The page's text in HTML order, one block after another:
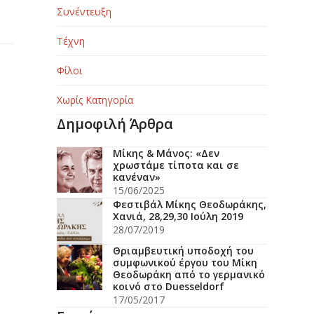
Συνέντευξη
Τέχνη
Φίλοι
Χωρίς Κατηγορία
Δημοφιλή Άρθρα
Μίκης & Μάνος: «Δεν
χρωστάμε τίποτα και σε
κανέναν»
15/06/2025
Φεστιβάλ Μίκης Θεοδωράκης,
Χανιά, 28,29,30 Ιούλη 2019
28/07/2019
Θριαμβευτική υποδοχή του
συμφωνικού έργου του Μίκη
Θεοδωράκη από το γερμανικό
κοινό στο Duesseldorf
17/05/2017